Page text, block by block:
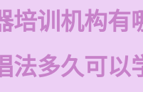
培训机构有
法多久可以